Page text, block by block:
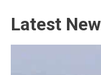
Latest